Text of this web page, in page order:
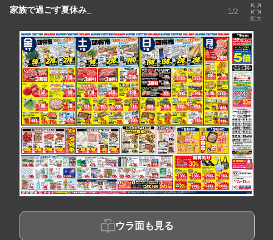
家族で過ごす夏休み_ 1/2
拡大
ウラ面も見る